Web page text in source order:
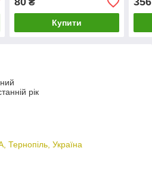
₴
Купити
рік
Тернопіль, Україна